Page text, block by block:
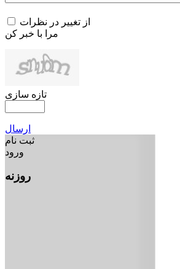
از تغییر در نظرات
مرا با خبر کن
تازه سازی
ارسال
ثبت نام
ورود
روزنه